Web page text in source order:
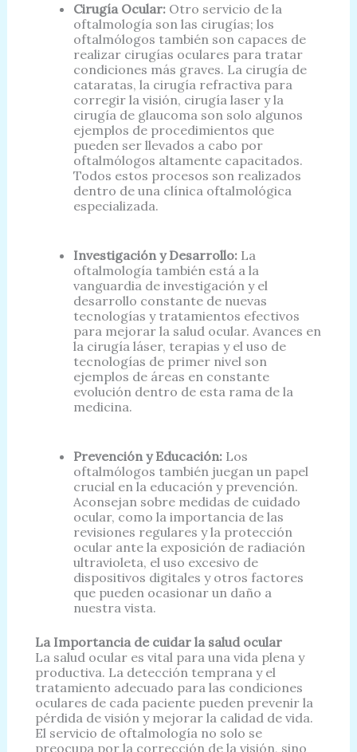
Cirugía Ocular:Otro servicio de la
oftalmología son las cirugías; los
oftalmólogos también son capaces de
realizar cirugías oculares para tratar
condiciones más graves. La cirugía de
cataratas, la cirugía refractiva para
corregir la visión, cirugía laser y la
cirugía de glaucoma son solo algunos
ejemplos de procedimientos que
pueden ser llevados a cabo por
oftalmólogos altamente capacitados.
Todos estos procesos son realizados
dentro de una clínica oftalmológica
especializada.
Investigación y Desarrollo:La
oftalmología también está a la
vanguardia de investigación y el
desarrollo constante de nuevas
tecnologías y tratamientos efectivos
para mejorar la salud ocular. Avances en
la cirugía láser, terapias y el uso de
tecnologías de primer nivel son
ejemplos de áreas en constante
evolución dentro de esta rama de la
medicina.
Prevención y Educación:Los
oftalmólogos también juegan un papel
crucial en la educación y prevención.
Aconsejan sobre medidas de cuidado
ocular, como la importancia de las
revisiones regulares y la protección
ocular ante la exposición de radiación
ultravioleta, el uso excesivo de
dispositivos digitales y otros factores
que pueden ocasionar un daño a
nuestra vista.
La Importancia de cuidar la salud ocular
La salud ocular es vital para una vida plena y
productiva. La detección temprana y el
tratamiento adecuado para las condiciones
oculares de cada paciente pueden prevenir la
pérdida de visión y mejorar la calidad de vida.
El servicio de oftalmología no solo se
preocupa por la corrección de la visión, sino